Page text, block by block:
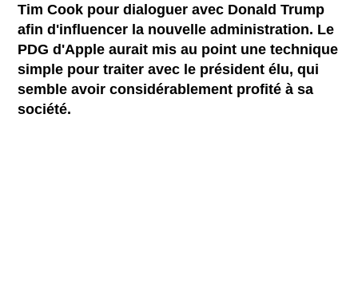
Tim Cook pour dialoguer avec Donald Trump
afin d'influencer la nouvelle administration. Le
PDG d'Apple aurait mis au point une technique
simple pour traiter avec le président élu, qui
semble avoir considérablement profité à sa
société.